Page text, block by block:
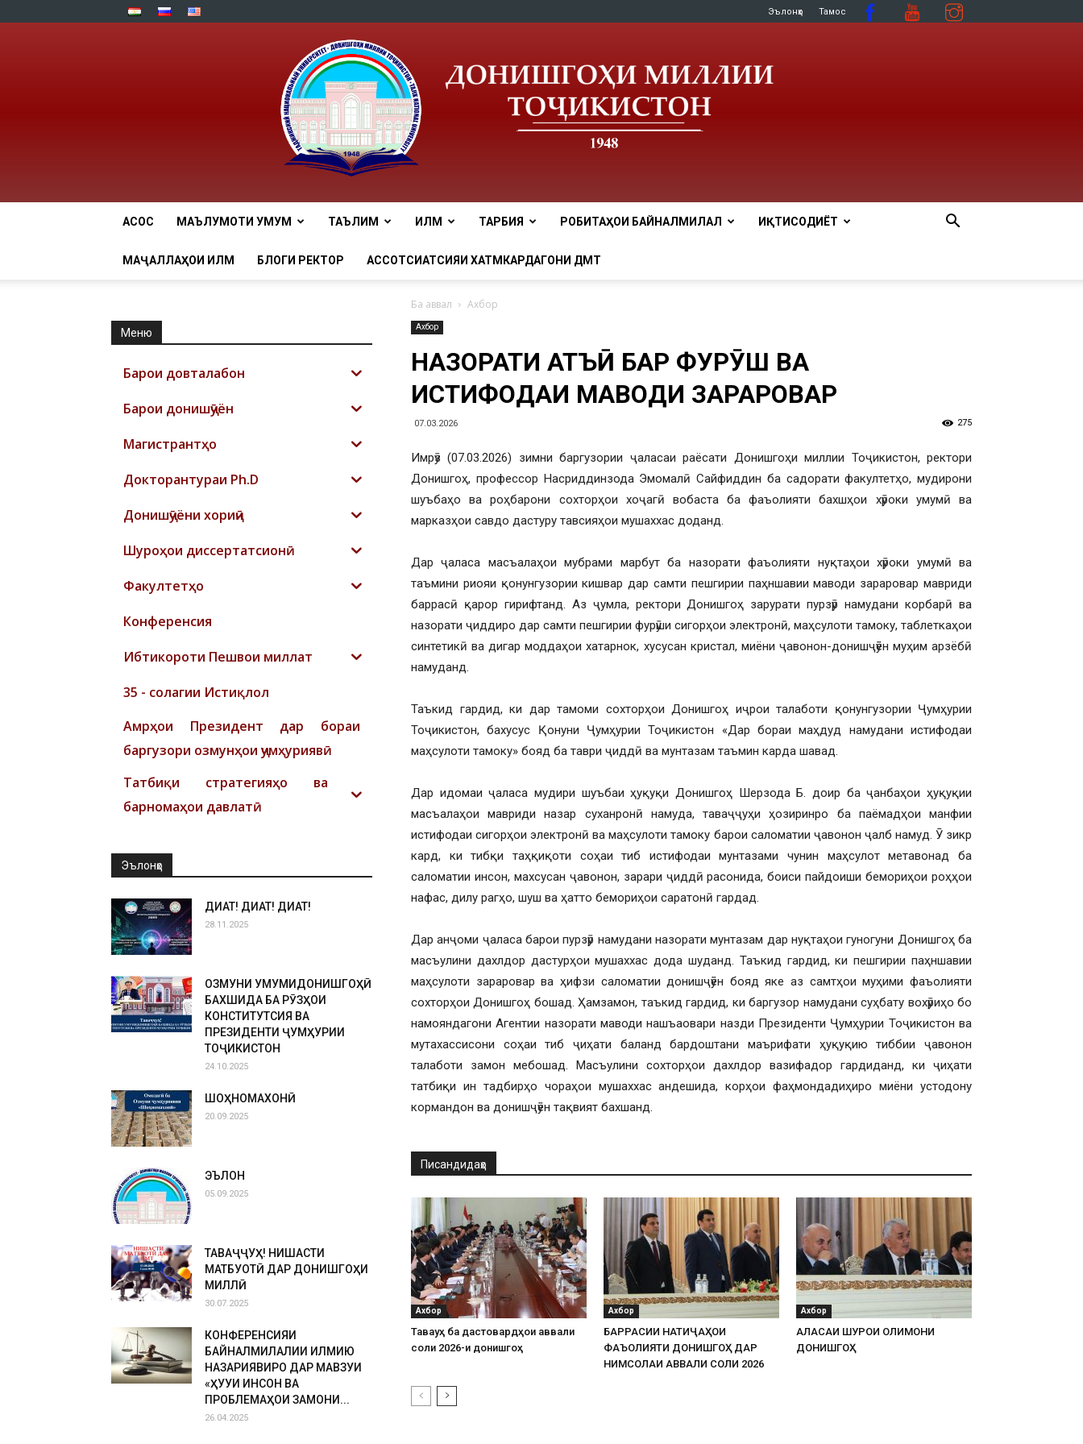
Эълонҳо Тамос
tnu
АСОСӢ МАЪЛУМОТИ УМУМӢ ТАЪЛИМ ИЛМ ТАРБИЯ РОБИТАҲОИ БАЙНАЛМИЛАЛӢ ИҚТИСОДИЁТ
МАҶАЛЛАҲОИ ИЛМӢ БЛОГИ РЕКТОР АССОТСИАТСИЯИ ХАТМКАРДАГОНИ ДМТ
Ба аввал Ахбор
Ахбор
НАЗОРАТИ ҚАТЪӢ БАР ФУРӮШ ВА
ИСТИФОДАИ МАВОДИ ЗАРАРОВАР
07.03.2026 275
Имрӯз (07.03.2026) зимни баргузории ҷаласаи раёсати Донишгоҳи миллии Тоҷикистон, ректори
Донишгоҳ, профессор Насриддинзода Эмомалӣ Сайфиддин ба садорати факултетҳо, мудирони
шуъбаҳо ва роҳбарони сохторҳои хоҷагӣ вобаста ба фаъолияти бахшҳои хӯроки умумӣ ва
марказҳои савдо дастуру тавсияҳои мушаххас доданд.
Дар ҷаласа масъалаҳои мубрами марбут ба назорати фаъолияти нуқтаҳои хӯроки умумӣ ва
таъмини риояи қонунгузории кишвар дар самти пешгирии паҳншавии маводи зараровар мавриди
баррасӣ қарор гирифтанд. Аз ҷумла, ректори Донишгоҳ зарурати пурзӯр намудани корбарӣ ва
назорати ҷиддиро дар самти пешгирии фурӯши сигорҳои электронӣ, маҳсулоти тамоку, таблеткаҳои
синтетикӣ ва дигар моддаҳои хатарнок, хусусан кристал, миёни ҷавонон-донишҷӯён муҳим арзёбӣ
намуданд.
Таъкид гардид, ки дар тамоми сохторҳои Донишгоҳ иҷрои талаботи қонунгузории Ҷумҳурии
Тоҷикистон, бахусус Қонуни Ҷумҳурии Тоҷикистон «Дар бораи маҳдуд намудани истифодаи
маҳсулоти тамоку» бояд ба таври ҷиддӣ ва мунтазам таъмин карда шавад.
Дар идомаи ҷаласа мудири шуъбаи ҳуқуқи Донишгоҳ Шерзода Б. доир ба ҷанбаҳои ҳуқуқии
масъалаҳои мавриди назар суханронӣ намуда, таваҷҷуҳи ҳозиринро ба паёмадҳои манфии
истифодаи сигорҳои электронӣ ва маҳсулоти тамоку барои саломатии ҷавонон ҷалб намуд. Ӯ зикр
кард, ки тибқи таҳқиқоти соҳаи тиб истифодаи мунтазами чунин маҳсулот метавонад ба
саломатии инсон, махсусан ҷавонон, зарари ҷиддӣ расонида, боиси пайдоиши бемориҳои роҳҳои
нафас, дилу рагҳо, шуш ва ҳатто бемориҳои саратонӣ гардад.
Дар анҷоми ҷаласа барои пурзӯр намудани назорати мунтазам дар нуқтаҳои гуногуни Донишгоҳ ба
масъулини дахлдор дастурҳои мушаххас дода шуданд. Таъкид гардид, ки пешгирии паҳншавии
маҳсулоти зараровар ва ҳифзи саломатии донишҷӯён бояд яке аз самтҳои муҳими фаъолияти
сохторҳои Донишгоҳ бошад. Ҳамзамон, таъкид гардид, ки баргузор намудани суҳбату вохӯриҳо бо
намояндагони Агентии назорати маводи нашъаовари назди Президенти Ҷумҳурии Тоҷикистон ва
мутахассисони соҳаи тиб ҷиҳати баланд бардоштани маърифати ҳуқуқию тиббии ҷавонон
талаботи замон мебошад. Масъулини сохторҳои дахлдор вазифадор гардиданд, ки ҷиҳати
татбиқи ин тадбирҳо чораҳои мушаххас андешида, корҳои фаҳмондадиҳиро миёни устодону
кормандон ва донишҷӯён тақвият бахшанд.
Писандидаҳо
Ахбор
Таваҷҷуҳ ба дастовардҳои аввали
соли 2026-и донишгоҳ
Ахбор
БАРРАСИИ НАТИҶАҲОИ
ФАЪОЛИЯТИ ДОНИШГОҲ ДАР
НИМСОЛАИ АВВАЛИ СОЛИ 2026
Ахбор
АЛАСАИ ШУРОИ ОЛИМОНИ
ДОНИШГОҲ
Меню
Барои довталабон
Барои донишҷӯён
Магистрантҳо
Докторантураи Ph.D
Донишҷӯёни хориҷӣ
Шyроҳои диссертатсионӣ
Факултетҳо
Конференсия
Ибтикороти Пешвои миллат
35 - солагии Истиқлол
Амрҳои Президент дар бораи
баргузори озмунҳои ҷумҳуриявӣ
Татбиқи стратегияҳо ва
барномаҳои давлатӣ
Эълонҳо
ДИҚҚАТ! ДИҚҚАТ! ДИҚҚАТ!
28.11.2025
ОЗМУНИ УМУМИДОНИШГОҲӢ
БАХШИДА БА РӮЗҲОИ
КОНСТИТУТСИЯ ВА
ПРЕЗИДЕНТИ ҶУМҲУРИИ
ТОҶИКИСТОН
24.10.2025
ШОҲНОМАХОНӢ
20.09.2025
ЭЪЛОН
05.09.2025
ТАВАҶҶУҲ! НИШАСТИ
МАТБУОТӢ ДАР ДОНИШГОҲИ
МИЛЛӢ
30.07.2025
КОНФЕРЕНСИЯИ
БАЙНАЛМИЛАЛИИ ИЛМИЮ
НАЗАРИЯВИРО ДАР МАВЗУИ
«ҲУҚУҚИ ИНСОН ВА
ПРОБЛЕМАҲОИ ЗАМОНИ...
26.04.2025